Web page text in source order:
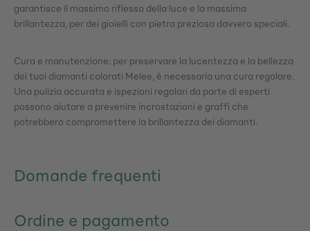
Azzeramento del filtro
Azzeramento del filtro
Azzeramento del filtro
Azzeramento del filtro
Azzeramento del filtro
garantisce il massimo riflesso della luce e la massima
brillantezza, per dei gioielli con pietra preziosa davvero speciali.
Cura e manutenzione: per preservare la lucentezza e la bellezza
dei tuoi diamanti colorati Melee, è necessaria una cura regolare.
Una pulizia accurata e ispezioni regolari da parte di esperti
possono aiutare a prevenire incrostazioni e graffi che
potrebbero compromettere la brillantezza dei diamanti.
Domande frequenti
Ordine e pagamento